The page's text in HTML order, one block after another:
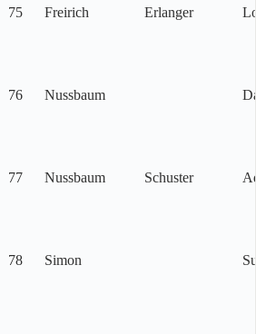
75 Freirich Erlanger
76 Nussbaum
77 Nussbaum Schuster
78 Simon